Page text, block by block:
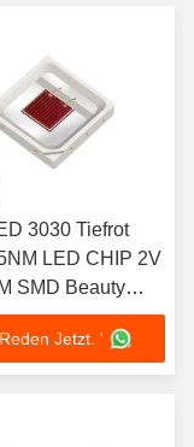
3030 Tiefrot
LED CHIP 2V
SMD Beauty
Jetzt. '